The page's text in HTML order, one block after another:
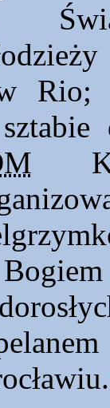
Rio;